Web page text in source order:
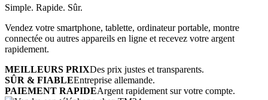
Simple. Rapide. Sûr.
Vendez votre smartphone, tablette, ordinateur portable, montre
connectée ou autres appareils en ligne et recevez votre argent
rapidement.
MEILLEURS PRIXDes prix justes et transparents.
SÛR & FIABLEEntreprise allemande.
PAIEMENT RAPIDEArgent rapidement sur votre compte.